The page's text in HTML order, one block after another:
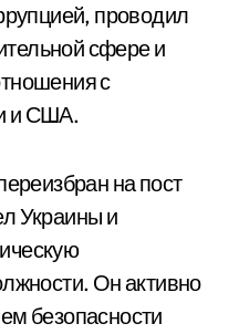
проводил
сфере и
с
и США.
на пост
Украины и
Он активно
безопасности